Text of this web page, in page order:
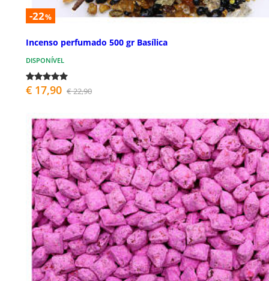
-22%
Incenso perfumado 500 gr Basílica
DISPONÍVEL
€ 17,90 € 22,90